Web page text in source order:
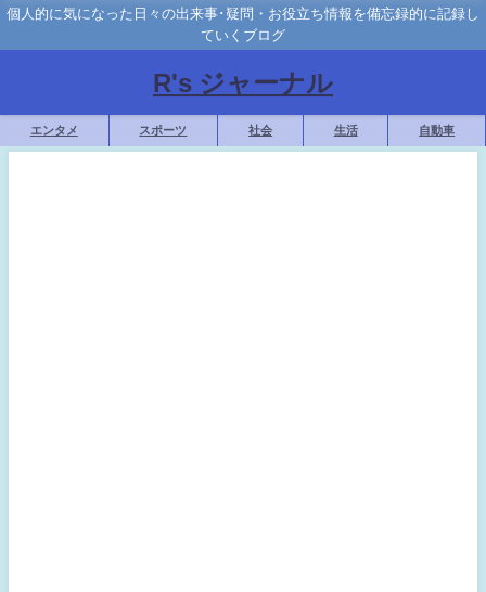
個人的に気になった日々の出来事･疑問・お役立ち情報を備忘録的に記録し
ていくブログ
R's ジャーナル
エンタメ スポーツ 社会 生活 自動車